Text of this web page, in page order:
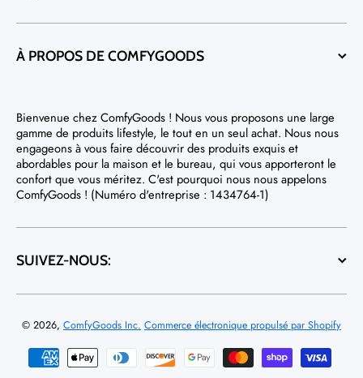
À PROPOS DE COMFYGOODS
Bienvenue chez ComfyGoods ! Nous vous proposons une large
gamme de produits lifestyle, le tout en un seul achat. Nous nous
engageons à vous faire découvrir des produits exquis et
abordables pour la maison et le bureau, qui vous apporteront le
confort que vous méritez. C'est pourquoi nous nous appelons
ComfyGoods ! (Numéro d'entreprise : 1434764-1)
SUIVEZ-NOUS:
© 2026, ComfyGoods Inc. Commerce électronique propulsé par Shopify
Moyens de paiement